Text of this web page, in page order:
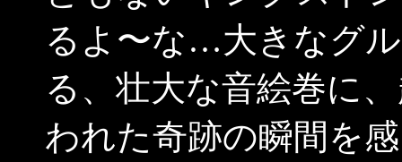
るよ〜な…大きなグ
る、壮大な音絵巻に
われた奇跡の瞬間を